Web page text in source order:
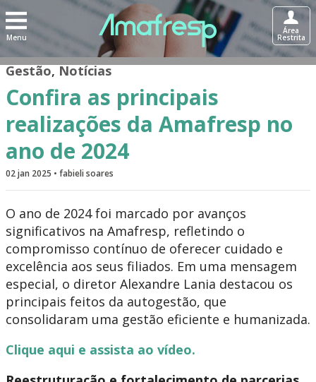
Menu
Área
Restrita
Gestão,Notícias
Confira as principais
realizações da Amafresp no
ano de 2024
02 jan 2025 • fabieli soares
O ano de 2024 foi marcado por avanços
significativos na Amafresp, refletindo o
compromisso contínuo de oferecer cuidado e
excelência aos seus filiados. Em uma mensagem
especial, o diretor Alexandre Lania destacou os
principais feitos da autogestão, que
consolidaram uma gestão eficiente e humanizada.
Clique aqui e assista ao vídeo.